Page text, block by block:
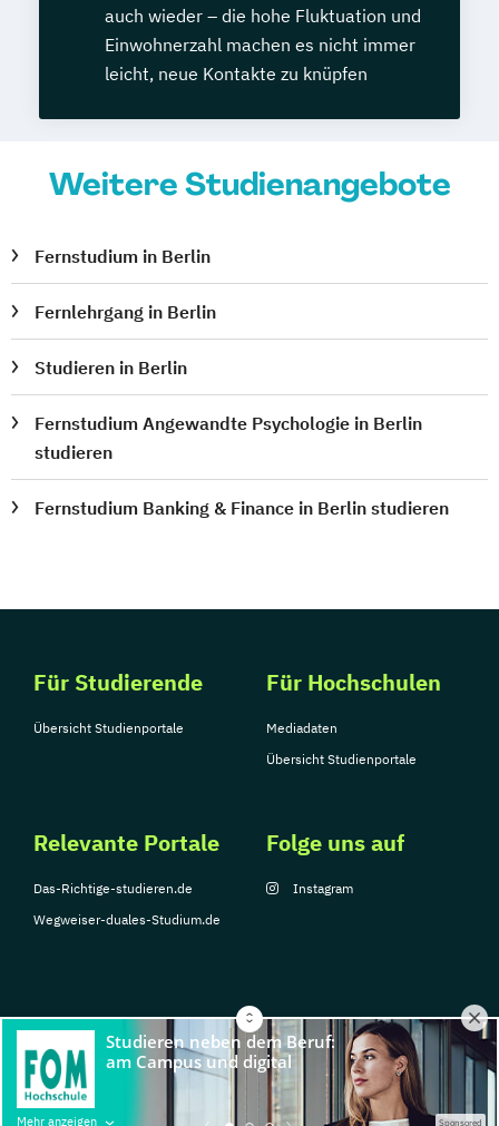
Mehr anzeigen Sponsored
auch wieder – die hohe Fluktuation und
Einwohnerzahl machen es nicht immer
leicht, neue Kontakte zu knüpfen
Weitere Studienangebote
Fernstudium in Berlin
Fernlehrgang in Berlin
Studieren in Berlin
Fernstudium Angewandte Psychologie in Berlin
studieren
Fernstudium Banking & Finance in Berlin studieren
Für Studierende
Übersicht Studienportale
Für Hochschulen
Mediadaten
Übersicht Studienportale
Relevante Portale
Das-Richtige-studieren.de
Wegweiser-duales-Studium.de
Folge uns auf
Instagram
© Copyright 2026, TarGroup Media GmbH
Impressum
Datenschutzerklärung Nutzungsbedingungen